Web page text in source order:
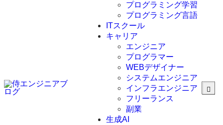
プログラミング学習
プログラミング言語
C言語
C#
VBA
Go言語
Kotlin
Java
JavaScript
ITスクール
キャリア
エンジニア
プログラマー
WEBデザイナー
システムエンジニア
インフラエンジニア
フリーランス
副業
生成AI